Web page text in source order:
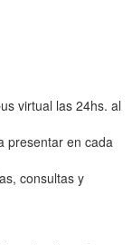
virtual las 24hs. al
presentar en cada
consultas y